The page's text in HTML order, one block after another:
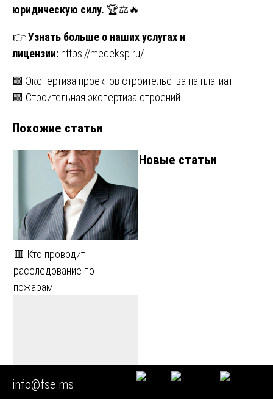
юридическую силу. 🏆⚖️🔥
👉Узнать больше о наших услугах и
лицензии: https://medeksp.ru/
Навигация
записям
🟩 Экспертиза проектов строительства на плагиат
🟩 Строительная экспертиза строений
Похожие статьи
🟥 Кто проводит
расследование по
пожарам
Новые статьи
info@fse.ms